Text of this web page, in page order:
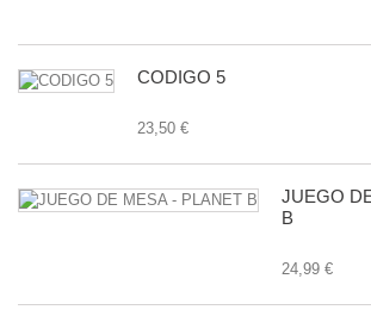
CODIGO 5
23,50 €
JUEGO
B
24,99 €